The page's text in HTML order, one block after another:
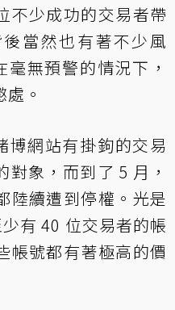
不少成功的交易者帶
當然也有著不少風
無預警的情況下，
。
博網站有掛鉤的交易
象，而到了 5 月，
陸續遭到停權。光是
有 40 位交易者的帳
帳號都有著極高的價